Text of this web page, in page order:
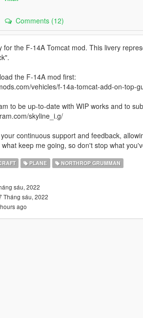
Comments (12)
for the F-14A Tomcat mod. This livery
the F-14A mod first:
vehicles/f-14a-tomcat-add-on-top-
to be up-to-date with WIP works and to
skyline_i.g/
continuous support and feedback,
keep me going, so don't stop what
PLANE NORTHROP GRUMMAN
sáu, 2022
Tháng sáu, 2022
ago